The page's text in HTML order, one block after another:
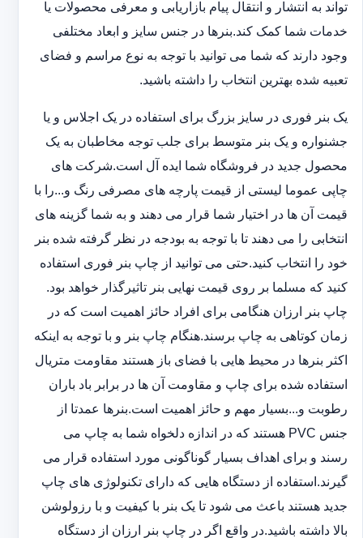
تواند به انتشار و انتقال پیام بازاریابی و معرفی محصولات یا
خدمات شما کمک کند.بنرها در جنس سایز و ابعاد مختلفی
وجود دارند که شما می توانید با توجه به نوع مراسم و فضای
تعبیه شده بهترین انتخاب را داشته باشید.
یک بنر فوری در سایز بزرگ برای استفاده در یک اجلاس و یا
جشنواره و یک بنر متوسط برای جلب توجه مخاطبان به یک
محصول جدید در فروشگاه شما ایده آل است.شرکت های
چاپی عموما لیستی از قیمت پارچه های مصرفی رنگ و...را با
قیمت آن ها در اختیار شما قرار می دهند و به شما گزینه های
انتخابی را می دهند تا با توجه به بودجه در نظر گرفته شده بنر
خود را انتخاب کنید.حتی می توانید از چاپ بنر فوری استفاده
کنید که مسلما بر روی قیمت نهایی بنر تاثیرگذار خواهد بود.
چاپ بنر ارزان هنگامی برای افراد حائز اهمیت است که در
زمان کوتاهی به چاپ برسند.هنگام چاپ بنر و با توجه به اینکه
اکثر بنرها در محیط هایی با فضای باز هستند مقاومت متریال
استفاده شده برای چاپ و مقاومت آن ها در برابر باد باران
رطوبت و...بسیار مهم و حائز اهمیت است.بنرها عمدتا از
جنس PVC هستند که در اندازه دلخواه شما به چاپ می
رسند و برای اهداف بسیار گوناگونی مورد استفاده قرار می
گیرند.استفاده از دستگاه هایی که دارای تکنولوژی های چاپ
جدید هستند باعث می شود تا یک بنر با کیفیت و با رزولوشن
بالا داشته باشید.در واقع اگر در چاپ بنر ارزان از دستگاه